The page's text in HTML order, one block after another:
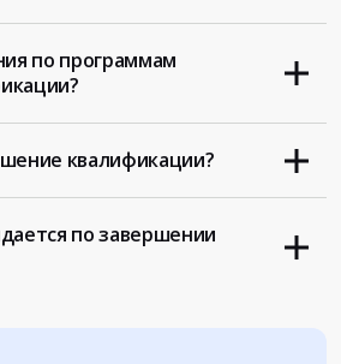
по программам
квалификации?
по завершении